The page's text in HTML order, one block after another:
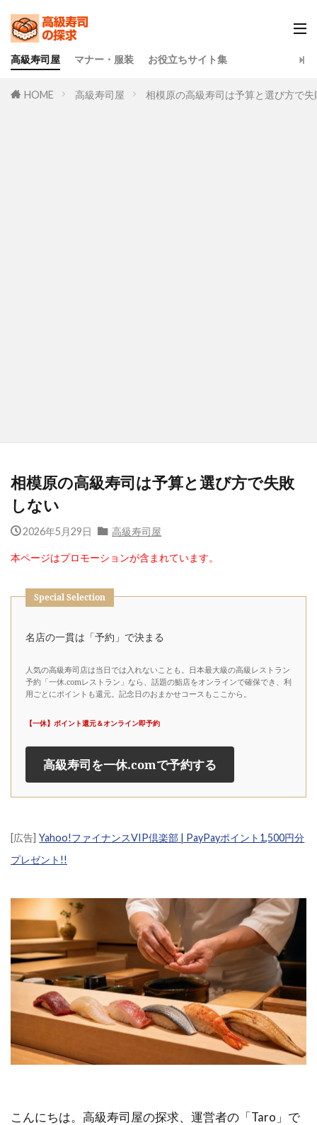
高級寿司屋 マナー・服装 お役立ちサイト集
HOME 高級寿司屋 相模原の高級寿司は予算と選び方で失
相模原の高級寿司は予算と選び方で失敗
しない
2026年5月29日 高級寿司屋
本ページはプロモーションが含まれています。
Special Selection
名店の一貫は「予約」で決まる
人気の高級寿司店は当日では入れないことも。日本最大級の高級レストラン
予約「一休.comレストラン」なら、話題の鮨店をオンラインで確保でき、利
用ごとにポイントも還元。記念日のおまかせコースもここから。
【一休】ポイント還元＆オンライン即予約
高級寿司を一休.comで予約する
[広告] Yahoo!ファイナンスVIP倶楽部 | PayPayポイント1,500円分
プレゼント!!
こんにちは。高級寿司屋の探求、運営者の「Taro」で